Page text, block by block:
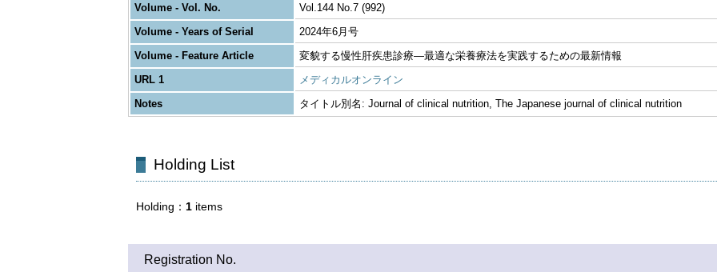
Volume - Vol. No.
Vol.144 No.7 (992)
Volume - Years of Serial
2024年6月号
Volume - Feature Article
変貌する慢性肝疾患診療―最適な栄養療法を実践するための最新情報
URL 1
メディカルオンライン
Notes
タイトル別名: Journal of clinical nutrition, The Japanese journal of clinical nutrition
Holding List
Holding 1 items
Registration No.